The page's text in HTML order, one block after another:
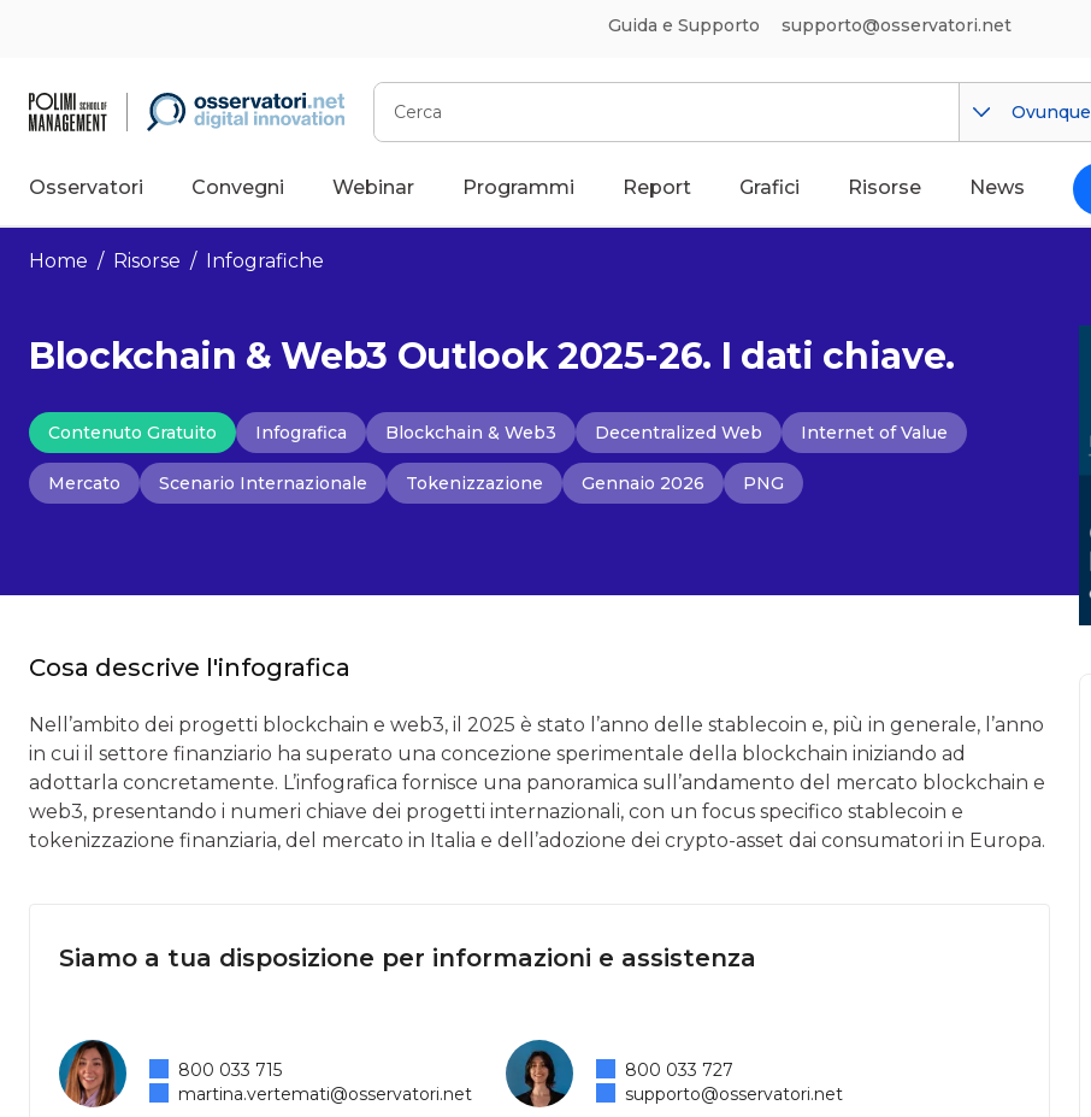
Guida e Supporto supporto@osservatori.net
Cerca
Ovunque
Osservatori Convegni Webinar Programmi Report Grafici Risorse News
Home / Risorse / Infografiche
Blockchain & Web3 Outlook 2025-26. I dati chiave.
Contenuto Gratuito Infografica Blockchain & Web3 Decentralized Web Internet of Value
Mercato Scenario Internazionale Tokenizzazione Gennaio 2026 PNG
Cosa descrive l'infografica
Nell’ambito dei progetti blockchain e web3, il 2025 è stato l’anno delle stablecoin e, più in generale, l’anno
in cui il settore finanziario ha superato una concezione sperimentale della blockchain iniziando ad
adottarla concretamente. L’infografica fornisce una panoramica sull’andamento del mercato blockchain e
web3, presentando i numeri chiave dei progetti internazionali, con un focus specifico stablecoin e
tokenizzazione finanziaria, del mercato in Italia e dell’adozione dei crypto-asset dai consumatori in Europa.
Siamo a tua disposizione per informazioni e assistenza
800 033 715
martina.vertemati@osservatori.net
800 033 727
supporto@osservatori.net